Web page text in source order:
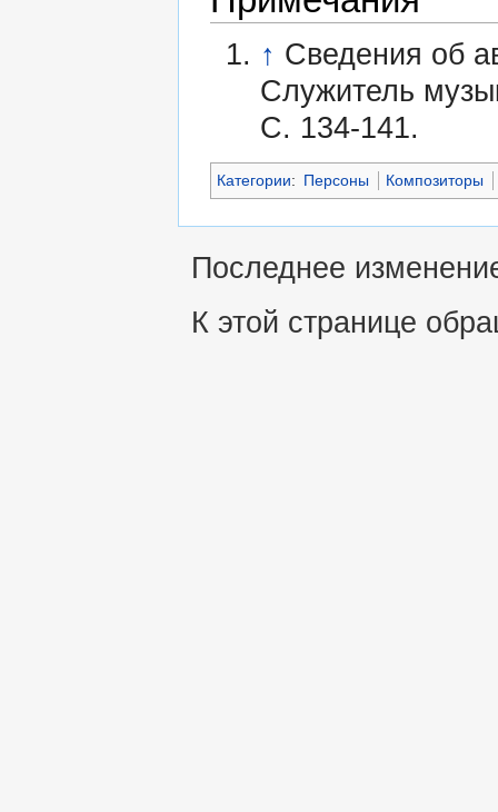
↑ Сведения об
Служитель
С. 134-141.
Категории: Персоны Композиторы
Последнее
К этой странице